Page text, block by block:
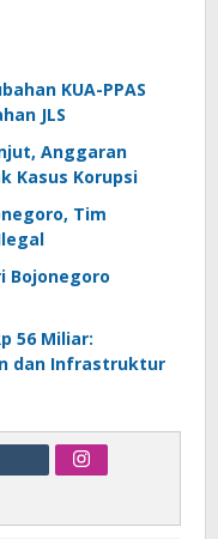
KUA-PPAS
JLS
Anggaran
Kasus Korupsi
Tim
Bojonegoro
56 Miliar:
dan Infrastruktur